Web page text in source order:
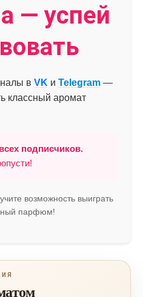
— успей
в VK и Telegram —
классный аромат
подписчиков.
возможность выиграть
парфюм!